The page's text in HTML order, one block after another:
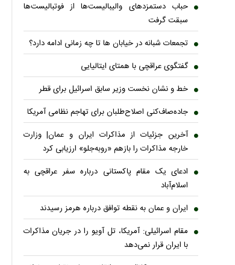
حباب دستمزدهای والیبالیست‌ها از فوتبالیست‌ها
سبقت گرفت
تجمعات شبانه در خیابان ها تا چه زمانی ادامه دارد؟
گفتگوی عراقچی با همتای ایتالیایی
خط و نشان نخست وزیر سابق اسرائیل برای قطر
جاده‌صاف‌کنی اصلاح‌طلبان برای تهاجم نظامی آمریکا
آخرین جزئیات از مذاکرات ایران و عمان| وزارت
خارجه مذاکرات را بازهم «روبه‌جلو» ارزیابی کرد
ادعای یک مقام پاکستانی درباره سفر عراقچی به
اسلام‌آباد
ایران و عمان به نقطه توافق درباره هرمز رسیدند
مقام اسرائیلی: آمریکا، تل آویو را در جریان مذاکرات
با ایران قرار نمی‌دهد